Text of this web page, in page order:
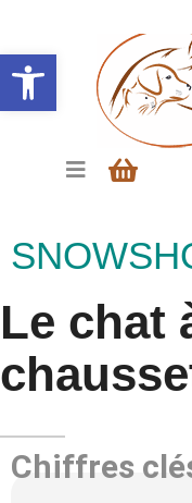
Ouvrir la barre d’outils
Le chat
Chiffres